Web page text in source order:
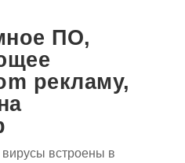
ПО,
рекламу,
встроены в